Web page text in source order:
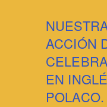
ACCIÓN
EN
POLACO.